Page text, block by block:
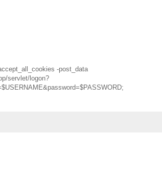
-post_data
servlet/logon?